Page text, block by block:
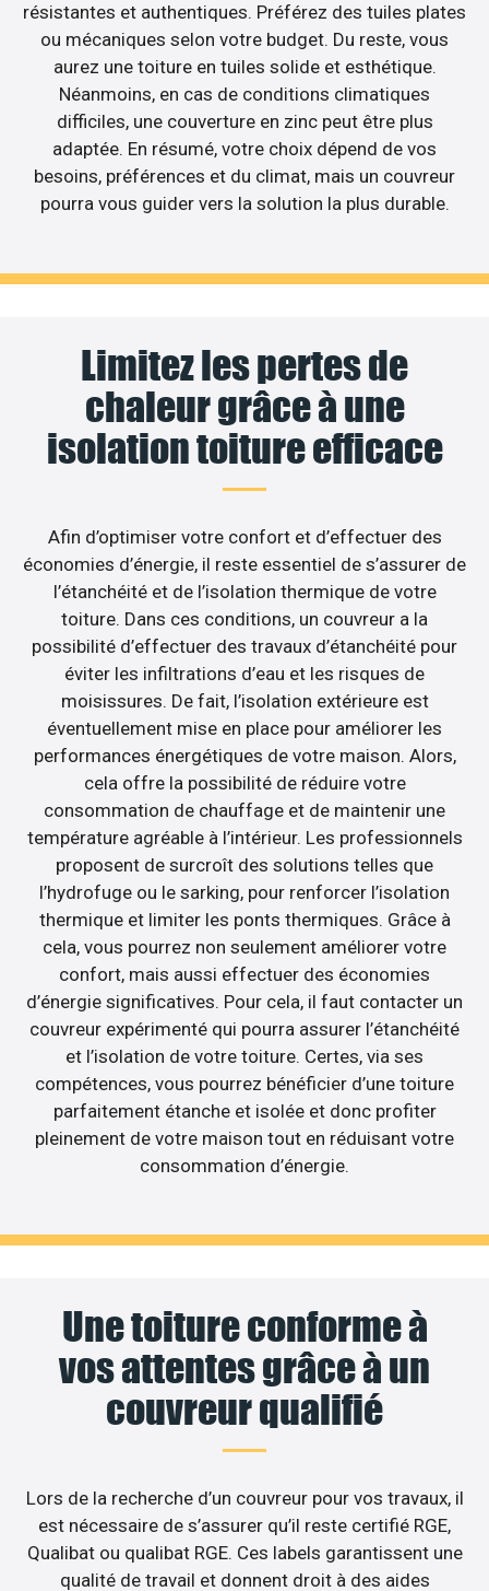
résistantes et authentiques. Préférez des tuiles plates
ou mécaniques selon votre budget. Du reste, vous
aurez une toiture en tuiles solide et esthétique.
Néanmoins, en cas de conditions climatiques
difficiles, une couverture en zinc peut être plus
adaptée. En résumé, votre choix dépend de vos
besoins, préférences et du climat, mais un couvreur
pourra vous guider vers la solution la plus durable.
Limitez les pertes de
chaleur grâce à une
isolation toiture efficace
Afin d’optimiser votre confort et d’effectuer des
économies d’énergie, il reste essentiel de s’assurer de
l’étanchéité et de l’isolation thermique de votre
toiture. Dans ces conditions, un couvreur a la
possibilité d’effectuer des travaux d’étanchéité pour
éviter les infiltrations d’eau et les risques de
moisissures. De fait, l’isolation extérieure est
éventuellement mise en place pour améliorer les
performances énergétiques de votre maison. Alors,
cela offre la possibilité de réduire votre
consommation de chauffage et de maintenir une
température agréable à l’intérieur. Les professionnels
proposent de surcroît des solutions telles que
l’hydrofuge ou le sarking, pour renforcer l’isolation
thermique et limiter les ponts thermiques. Grâce à
cela, vous pourrez non seulement améliorer votre
confort, mais aussi effectuer des économies
d’énergie significatives. Pour cela, il faut contacter un
couvreur expérimenté qui pourra assurer l’étanchéité
et l’isolation de votre toiture. Certes, via ses
compétences, vous pourrez bénéficier d’une toiture
parfaitement étanche et isolée et donc profiter
pleinement de votre maison tout en réduisant votre
consommation d’énergie.
Une toiture conforme à
vos attentes grâce à un
couvreur qualifié
Lors de la recherche d’un couvreur pour vos travaux, il
est nécessaire de s’assurer qu’il reste certifié RGE,
Qualibat ou qualibat RGE. Ces labels garantissent une
qualité de travail et donnent droit à des aides